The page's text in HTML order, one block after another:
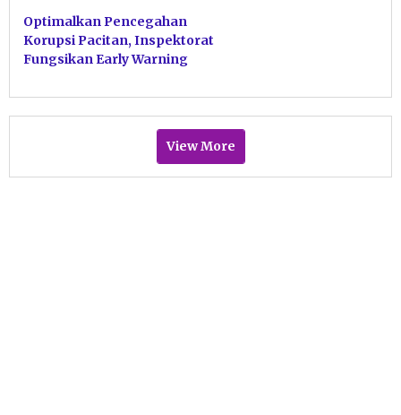
Optimalkan Pencegahan
Korupsi Pacitan, Inspektorat
Fungsikan Early Warning
View More